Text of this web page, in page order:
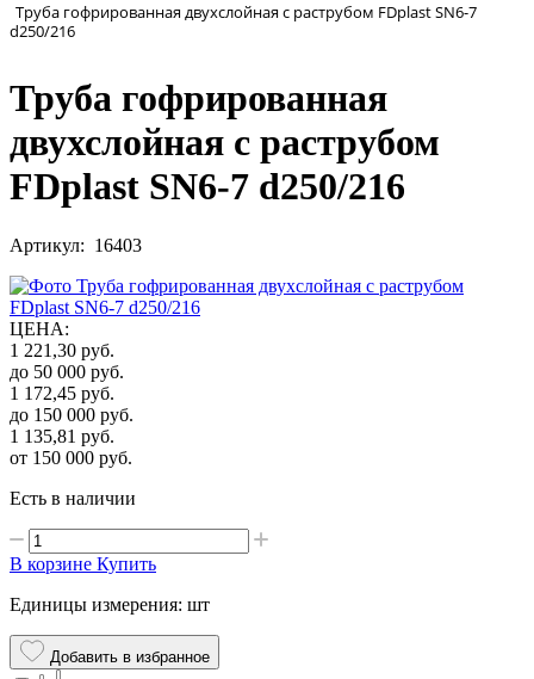
Труба гофрированная двухслойная с раструбом FDplast SN6-7
d250/216
Труба гофрированная
двухслойная с раструбом
FDplast SN6-7 d250/216
Артикул: 16403
ЦЕНА:
1 221,30 руб.
до 50 000 руб.
1 172,45 руб.
до 150 000 руб.
1 135,81 руб.
от 150 000 руб.
Есть в наличии
В корзине Купить
Единицы измерения: шт
Добавить в избранное